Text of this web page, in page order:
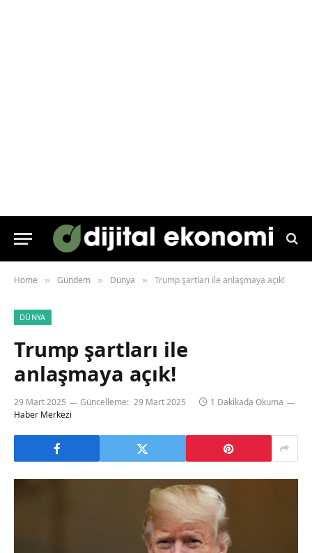
Home » Gündem » Dünya » Trump şartları ile anlaşmaya açık!
DÜNYA
Trump şartları ile
anlaşmaya açık!
29 Mart 2025 Güncelleme: 29 Mart 2025
1 Dakikada Okuma
Haber Merkezi